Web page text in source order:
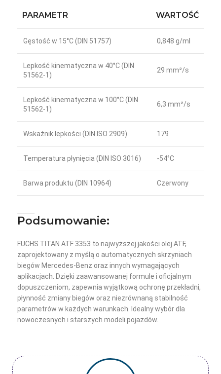
PARAMETR WARTOŚĆ
Gęstość w 15°C (DIN 51757) 0,848 g/ml
Lepkość kinematyczna w 40°C (DIN
51562-1)
29 mm²/s
Lepkość kinematyczna w 100°C (DIN
51562-1)
6,3 mm²/s
Wskaźnik lepkości (DIN ISO 2909) 179
Temperatura płynięcia (DIN ISO 3016) -54°C
Barwa produktu (DIN 10964) Czerwony
Podsumowanie:
FUCHS TITAN ATF 3353 to najwyższej jakości olej ATF,
zaprojektowany z myślą o automatycznych skrzyniach
biegów Mercedes-Benz oraz innych wymagających
aplikacjach. Dzięki zaawansowanej formule i oficjalnym
dopuszczeniom, zapewnia wyjątkową ochronę przekładni,
płynność zmiany biegów oraz niezrównaną stabilność
parametrów w każdych warunkach. Idealny wybór dla
nowoczesnych i starszych modeli pojazdów.